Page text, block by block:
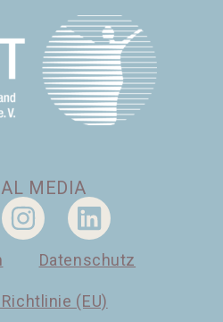
MEDIA
Datenschutz
(EU)